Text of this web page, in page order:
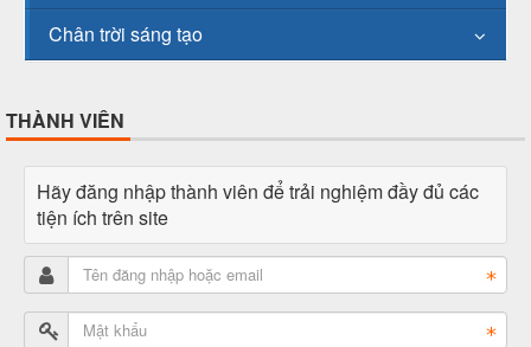
Chân trời sáng tạo
THÀNH VIÊN
Hãy đăng nhập thành viên để trải nghiệm đầy đủ các
tiện ích trên site